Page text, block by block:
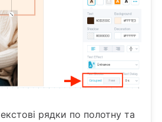
рядки по полотну та